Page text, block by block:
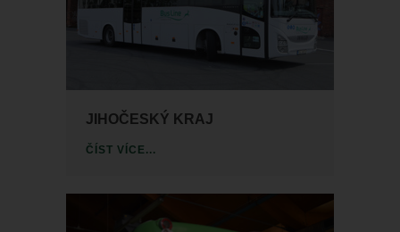
JIHOČESKÝ KRAJ
ČÍST VÍCE...